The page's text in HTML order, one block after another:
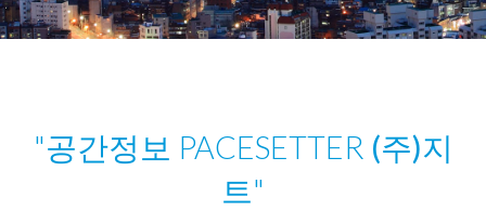
"공간정보 PACESETTER (주)지
트"